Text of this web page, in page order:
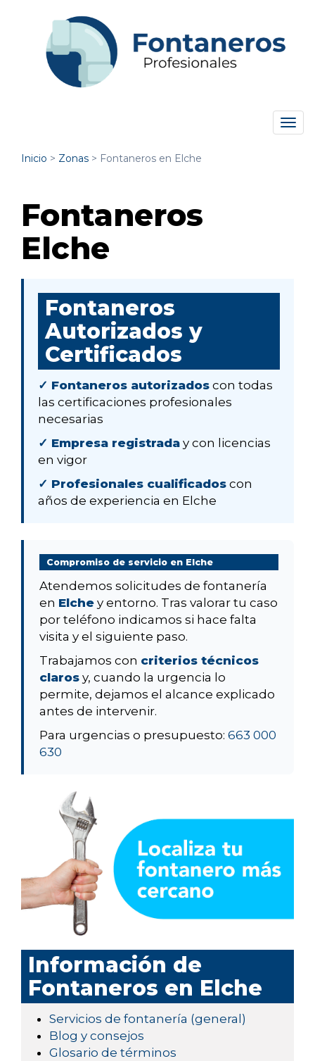
Inicio > Zonas > Fontaneros en Elche
Fontaneros
Elche
Fontaneros
Autorizados y
Certificados
✓ Fontaneros autorizados con todas
las certificaciones profesionales
necesarias
✓ Empresa registrada y con licencias
en vigor
✓ Profesionales cualificados con
años de experiencia en Elche
Compromiso de servicio en Elche
Atendemos solicitudes de fontanería
en Elche y entorno. Tras valorar tu caso
por teléfono indicamos si hace falta
visita y el siguiente paso.
Trabajamos con criterios técnicos
claros y, cuando la urgencia lo
permite, dejamos el alcance explicado
antes de intervenir.
Para urgencias o presupuesto: 663 000
630
Información de
Fontaneros en Elche
Servicios de fontanería (general)
Blog y consejos
Glosario de términos